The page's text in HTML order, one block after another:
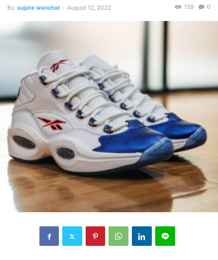
By sujate wanchat - August 12, 2022 0
159